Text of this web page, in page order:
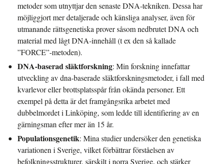
metoder som utnyttjar den senaste DNA-tekniken. Dessa har
möjliggjort mer detaljerade och känsliga analyser, även för
utmanande rättsgenetiska prover såsom nedbrutet DNA och
material med lågt DNA-innehåll (t ex den så kallade
”FORCE”-metoden).
DNA-baserad släktforskning: Min forskning innefattar
utveckling av dna-baserade släktforskningsmetoder, i fall med
kvarlevor eller brottsplatsspår från okända personer. Ett
exempel på detta är det framgångsrika arbetet med
dubbelmordet i Linköping, som ledde till identifiering av en
gärningsman efter mer än 15 år.
Populationsgenetik: Mina studier undersöker den genetiska
variationen i Sverige, vilket förbättrar förståelsen av
befolkningsstrukturer, särskilt i norra Sverige, och stärker